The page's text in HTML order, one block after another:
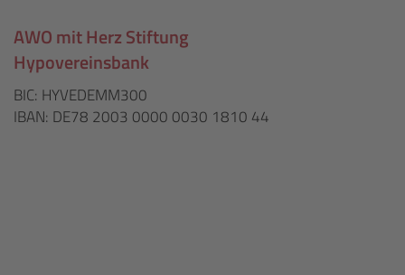
AWO mit Herz Stiftung
Hypovereinsbank
BIC: HYVEDEMM300
IBAN: DE78 2003 0000 0030 1810 44